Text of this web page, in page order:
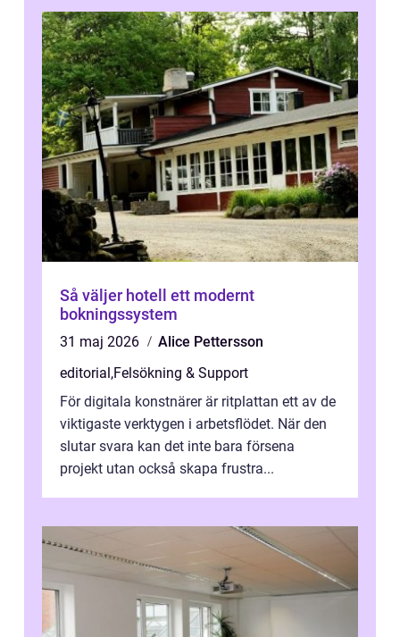
Så väljer hotell ett modernt
bokningssystem
31 maj 2026
Alice Pettersson
editorial ,Felsökning & Support
För digitala konstnärer är ritplattan ett av de
viktigaste verktygen i arbetsflödet. När den
slutar svara kan det inte bara försena
projekt utan också skapa frustra...